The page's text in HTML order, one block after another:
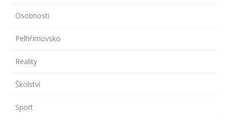
Osobnosti
Pelhřimovsko
Reality
Školství
Sport